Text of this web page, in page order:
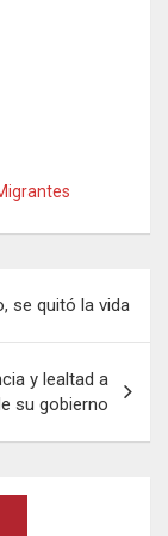
se quitó la vida
y lealtad a
su gobierno